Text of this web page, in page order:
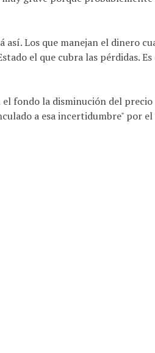
Los que manejan el dinero
el que cubra las pérdidas. Es
fondo la disminución del
a esa incertidumbre" por